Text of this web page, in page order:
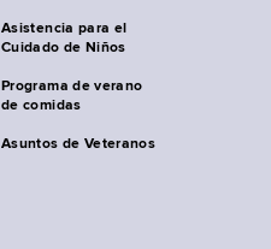
Asistencia para el
Cuidado de Niños
Programa de verano
de comidas
Asuntos de Veteranos